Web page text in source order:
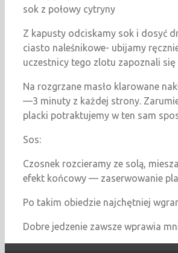
sok z połowy cytryny
Z kapusty odciskamy sok i dosyć
ciasto naleśnikowe- ubijamy
uczestnicy tego zlotu zapoznali się
Na rozgrzane masło klarowane
—3 minuty z każdej strony.
placki potraktujemy w ten sam
Sos:
Czosnek rozcieramy ze solą,
efekt końcowy — zaserwowanie
Po takim obiedzie najchętniej
Dobre jedzenie zawsze wprawia